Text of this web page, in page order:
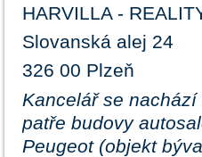
HARVILLA -
Slovanská alej 24
326 00 Plzeň
Kancelář se nachází
patře budovy
Peugeot (objekt